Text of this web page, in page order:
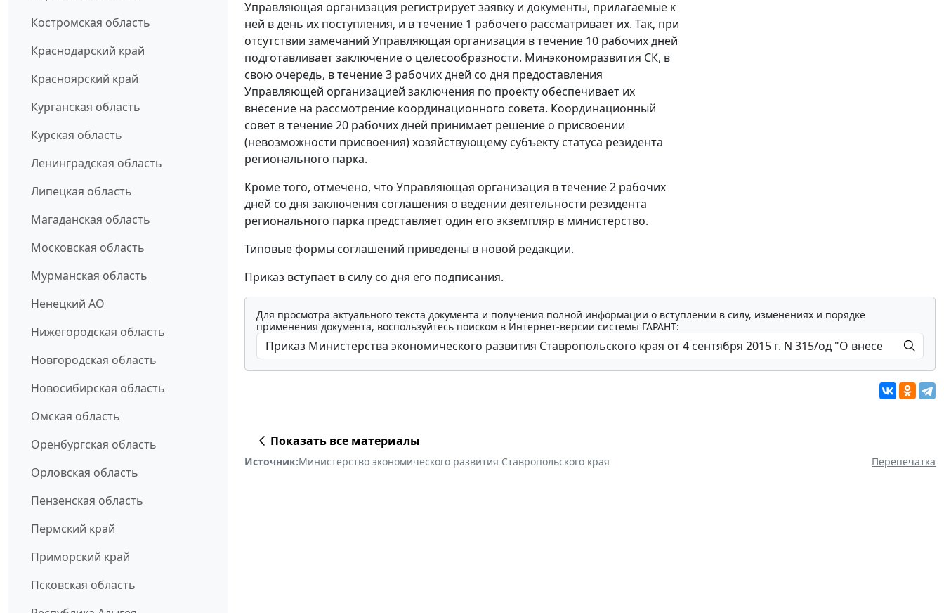
Костромская область
Краснодарский край
Красноярский край
Курганская область
Курская область
Ленинградская область
Липецкая область
Магаданская область
Московская область
Мурманская область
Ненецкий АО
Нижегородская область
Новгородская область
Новосибирская область
Омская область
Оренбургская область
Орловская область
Пензенская область
Пермский край
Приморский край
Псковская область
Управляющая организация регистрирует заявку и документы, прилагаемые к
ней в день их поступления, и в течение 1 рабочего рассматривает их. Так, при
отсутствии замечаний Управляющая организация в течение 10 рабочих дней
подготавливает заключение о целесообразности. Минэкономразвития СК, в
свою очередь, в течение 3 рабочих дней со дня предоставления
Управляющей организацией заключения по проекту обеспечивает их
внесение на рассмотрение координационного совета. Координационный
совет в течение 20 рабочих дней принимает решение о присвоении
(невозможности присвоения) хозяйствующему субъекту статуса резидента
регионального парка.
Кроме того, отмечено, что Управляющая организация в течение 2 рабочих
дней со дня заключения соглашения о ведении деятельности резидента
регионального парка представляет один его экземпляр в министерство.
Типовые формы соглашений приведены в новой редакции.
Приказ вступает в силу со дня его подписания.
Для просмотра актуального текста документа и получения полной информации о вступлении в силу, изменениях и порядке
применения документа, воспользуйтесь поиском в Интернет-версии системы ГАРАНТ:
Показать все материалы
Источник:Министерство экономического развития Ставропольского края Перепечатка